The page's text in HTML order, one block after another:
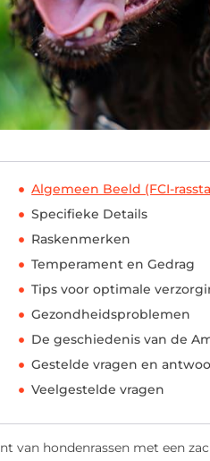
Algemeen Beeld (FCI-
Specifieke Details
Raskenmerken
Temperament en Gedrag
Tips voor optimale
Gezondheidsproblemen
De geschiedenis van de
Gestelde vragen en
Veelgestelde vragen
van hondenrassen met een